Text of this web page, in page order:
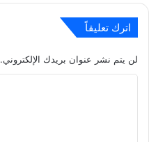
اترك تعليقاً
لن يتم نشر عنوان بريدك الإلكتروني.